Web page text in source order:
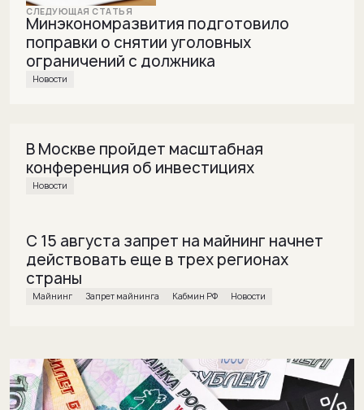
Минэкономразвития подготовило
поправки о снятии уголовных
ограничений с должника
Новости
В Москве пройдет масштабная
конференция об инвестициях
Новости
С 15 августа запрет на майнинг начнет
действовать еще в трех регионах
страны
майнинг Запрет майнинга Кабмин РФ Новости